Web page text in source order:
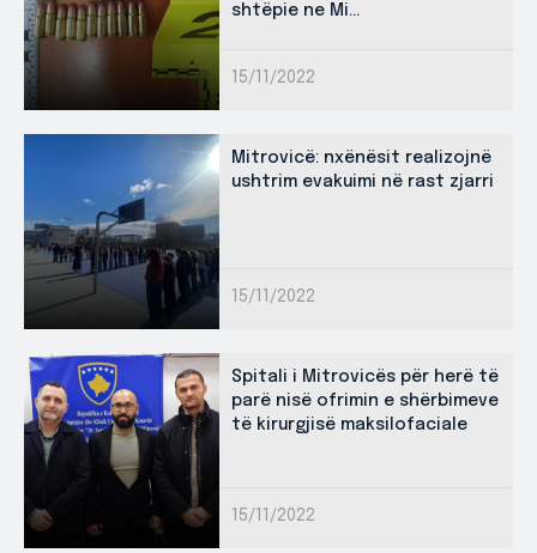
shtëpie ne Mi...
15/11/2022
Mitrovicë: nxënësit realizojnë
ushtrim evakuimi në rast zjarri
15/11/2022
Spitali i Mitrovicës për herë të
parë nisë ofrimin e shërbimeve
të kirurgjisë maksilofaciale
15/11/2022